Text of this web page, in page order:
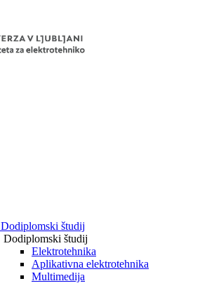
Dodiplomski študij
Dodiplomski študij
Elektrotehnika
Aplikativna elektrotehnika
Multimedija